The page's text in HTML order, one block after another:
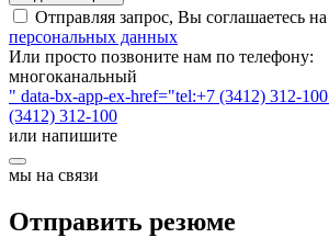
Отправляя запрос, Вы соглашаетесь на
персональных данных
Или просто позвоните нам по телефону:
многоканальный
" data-bx-app-ex-href="tel:+7 (3412) 312-
(3412) 312-100
или напишите
мы на связи
Отправить резюме